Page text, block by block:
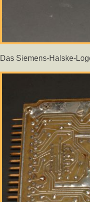
Das Siemens-Halske-